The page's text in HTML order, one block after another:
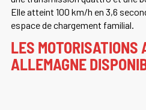
Elle atteint 100 km/h en 3,6
espace de chargement familial.
LES MOTORISATIONS
ALLEMAGNE